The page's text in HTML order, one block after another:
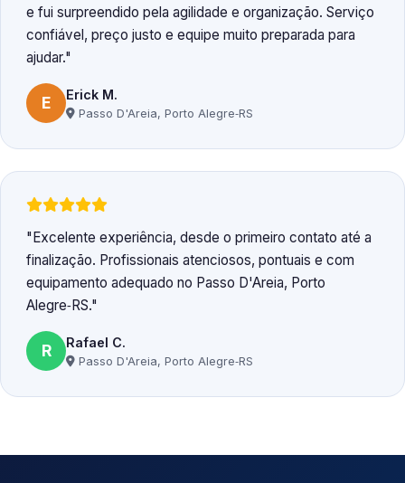
e fui surpreendido pela agilidade e organização. Serviço
confiável, preço justo e equipe muito preparada para
ajudar.
E Erick M.
Passo D'Areia, Porto Alegre‑RS
Excelente experiência, desde o primeiro contato até a
finalização. Profissionais atenciosos, pontuais e com
equipamento adequado no Passo D'Areia, Porto
Alegre‑RS.
R Rafael C.
Passo D'Areia, Porto Alegre‑RS